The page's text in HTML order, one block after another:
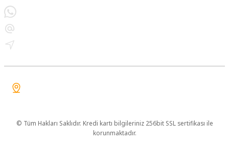
© Tüm Hakları Saklıdır. Kredi kartı bilgileriniz 256bit SSL sertifikası ile
korunmaktadır.